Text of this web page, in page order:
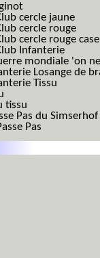
cercle jaune
cercle rouge
cercle rouge
Infanterie
mondiale 'on
Losange de
Tissu
tissu
Pas du Simserhof
Pas